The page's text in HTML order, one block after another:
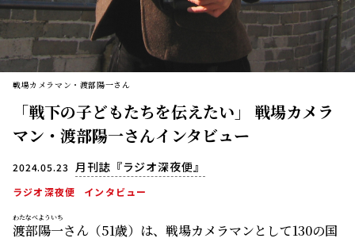
戦場カメラマン・渡部陽一さん
「戦下の子どもたちを伝えたい」 戦場カメラ
マン・渡部陽一さんインタビュー
2024.05.23 月刊誌『ラジオ深夜便』
ラジオ深夜便 インタビュー
渡部
わたなべ
陽一
よういち
さん（51歳）は、戦場カメラマンとして130の国